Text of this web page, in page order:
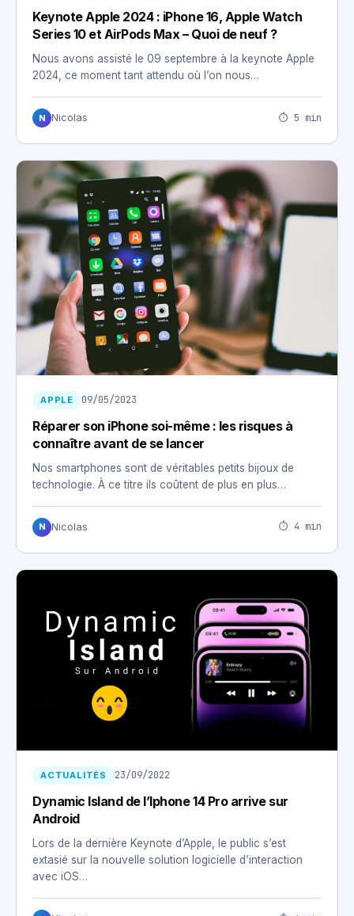
Keynote Apple 2024 : iPhone 16, Apple Watch
Series 10 et AirPods Max – Quoi de neuf ?
Nous avons assisté le 09 septembre à la keynote Apple
2024, ce moment tant attendu où l’on nous…
N Nicolas ⏱ 5 min
APPLE 09/05/2023
Réparer son iPhone soi-même : les risques à
connaître avant de se lancer
Nos smartphones sont de véritables petits bijoux de
technologie. À ce titre ils coûtent de plus en plus…
N Nicolas ⏱ 4 min
ACTUALITÉS 23/09/2022
Dynamic Island de l’Iphone 14 Pro arrive sur
Android
Lors de la dernière Keynote d’Apple, le public s’est
extasié sur la nouvelle solution logicielle d’interaction
avec iOS…